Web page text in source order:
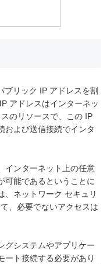
リック IP アドレスを割
アドレスはインターネッ
のリソースで、この IP
および送信接続でインタ
インターネット上の任意
可能であるということに
、ネットワーク セキュリ
、必要でないアクセスは
グシステムやアプリケー
ート接続する必要があり